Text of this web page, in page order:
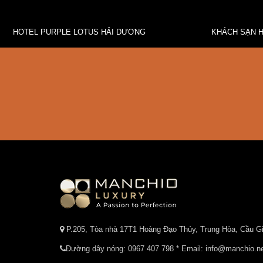
HOTEL PURPLE LOTUS HẢI DƯƠNG
P.205, Tòa nhà 17T1 Hoàng Đạo Thúy, Trung Hòa, Cầu
Đường dây nóng: 0967 407 798 * Email: